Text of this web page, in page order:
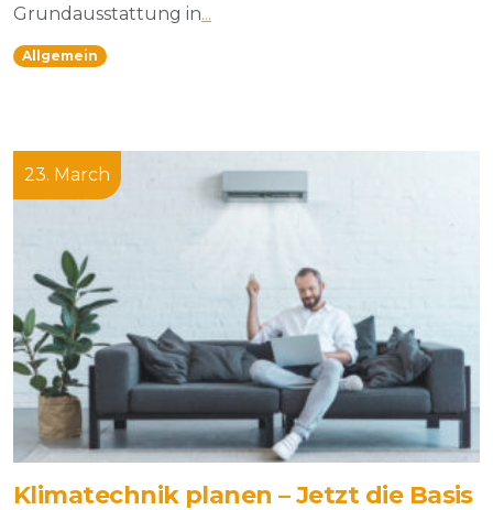
Grundausstattung in...
Allgemein
Klimatechnik planen – Jetzt die Basis
23. March